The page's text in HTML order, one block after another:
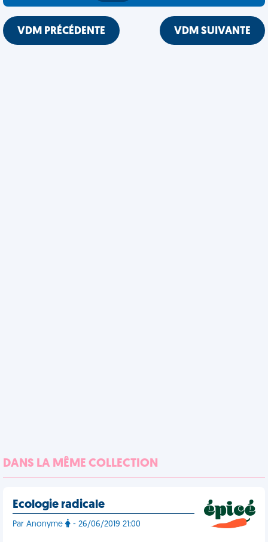
VDM PRÉCÉDENTE VDM SUIVANTE
DANS LA MÊME COLLECTION
Ecologie radicale
Par Anonyme - 26/06/2019 21:00